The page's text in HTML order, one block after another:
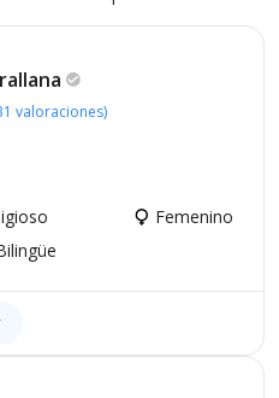
valoraciones)
Femenino